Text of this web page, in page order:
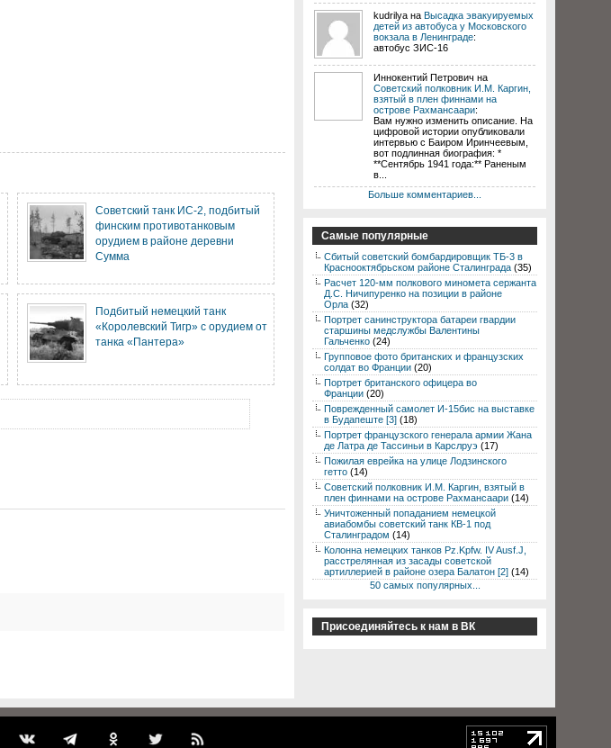
Советский танк ИС-2, подбитый
финским противотанковым
орудием в районе деревни
Сумма
Подбитый немецкий танк
«Королевский Тигр» с орудием от
танка «Пантера»
kudrilya на Высадка эвакуируемых
детей из автобуса у Московского
вокзала в Ленинграде:
автобус ЗИС-16
Иннокентий Петрович на
Советский полковник И.М. Каргин,
взятый в плен финнами на
острове Рахмансаари:
Вам нужно изменить описание. На
цифровой истории опубликовали
интервью с Баиром Иринчеевым,
вот подлинная биография: *
**Сентябрь 1941 года:** Раненым
в...
Больше комментариев...
Самые популярные
Сбитый советский бомбардировщик ТБ-3 в
Краснооктябрьском районе Сталинграда (35)
Расчет 120-мм полкового миномета сержанта
Д.С. Ничипуренко на позиции в районе
Орла (32)
Портрет санинструктора батареи гвардии
старшины медслужбы Валентины
Гальченко (24)
Групповое фото британских и французских
солдат во Франции (20)
Портрет британского офицера во
Франции (20)
Поврежденный самолет И-15бис на выставке
в Будапеште [3] (18)
Портрет французского генерала армии Жана
де Латра де Тассиньи в Карслруэ (17)
Пожилая еврейка на улице Лодзинского
гетто (14)
Советский полковник И.М. Каргин, взятый в
плен финнами на острове Рахмансаари (14)
Уничтоженный попаданием немецкой
авиабомбы советский танк КВ-1 под
Сталинградом (14)
Колонна немецких танков Pz.Kpfw. IV Ausf.J,
расстрелянная из засады советской
артиллерией в районе озера Балатон [2] (14)
50 самых популярных...
Присоединяйтесь к нам в ВК